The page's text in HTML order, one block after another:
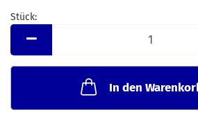
Stück:
Stück
In den